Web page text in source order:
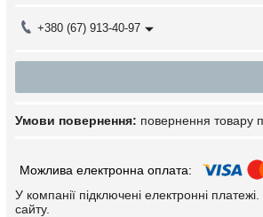
+380 (67) 913-40-97
повернення товару
У компанії підключені електронні
сайту.